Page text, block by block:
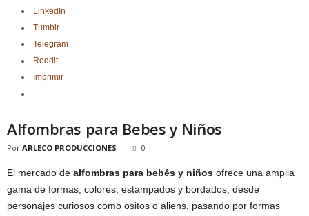
LinkedIn
Tumblr
Telegram
Reddit
Imprimir
Alfombras para Bebes y Niños
Por ARLECO PRODUCCIONES 0
El mercado de alfombras para bebés y niños ofrece una amplia
gama de formas, colores, estampados y bordados, desde
personajes curiosos como ositos o aliens, pasando por formas